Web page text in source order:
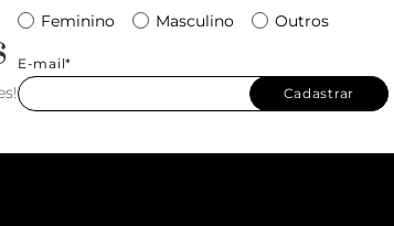
Feminino Masculino Outros
E-mail*
Cadastrar